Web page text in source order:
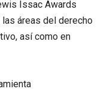
Issac Awards
áreas del derecho
así como en